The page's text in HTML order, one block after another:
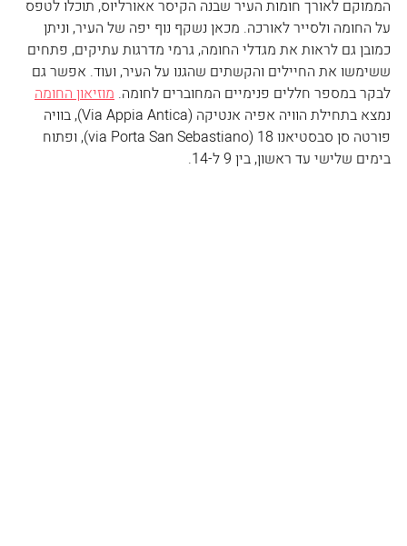
הממוקם לאורך חומות העיר שבנה הקיסר אאורליוס, תוכלו לטפס
על החומה ולסייר לאורכה. מכאן נשקף נוף יפה של העיר, וניתן
כמובן גם לראות את מגדלי החומה, גרמי מדרגות עתיקים, פתחים
ששימשו את החיילים והקשתים שהגנו על העיר, ועוד. אפשר גם
לבקר במספר חללים פנימיים המחוברים לחומה. מוזיאון החומה
נמצא בתחילת הוויה אפיה אנטיקה (Via Appia Antica), בוויה
פורטה סן סבסטיאנו 18 (via Porta San Sebastiano), ופתוח
בימים שלישי עד ראשון, בין 9 ל-14.